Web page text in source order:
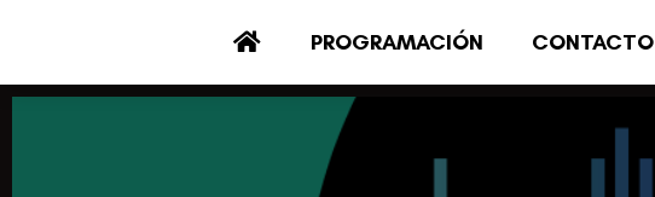
PROGRAMACIÓN CONTACTO